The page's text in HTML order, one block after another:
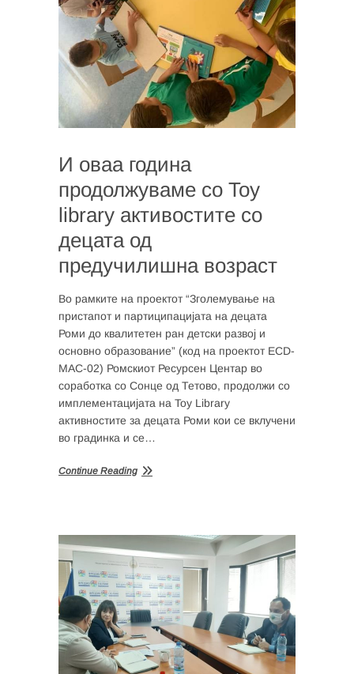
И оваа година
продолжуваме со Toy
library активостите со
децата од
предучилишна возраст
Во рамките на проектот “Зголемување на
пристапот и партиципацијата на децата
Роми до квалитетен ран детски развој и
основно образование” (код на проектот ECD-
MAC-02) Ромскиот Ресурсен Центар во
соработка со Сонце од Тетово, продолжи со
имплементацијата на Toy Library
активностите за децата Роми кои се вклучени
во градинка и се…
Continue Reading